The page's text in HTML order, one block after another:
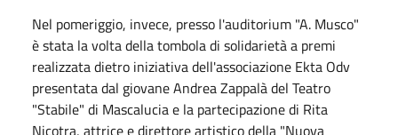
Nel pomeriggio, invece, presso l'auditorium "A. Musco"
è stata la volta della tombola di solidarietà a premi
realizzata dietro iniziativa dell'associazione Ekta Odv
presentata dal giovane Andrea Zappalà del Teatro
"Stabile" di Mascalucia e la partecipazione di Rita
Nicotra, attrice e direttore artistico della "Nuova